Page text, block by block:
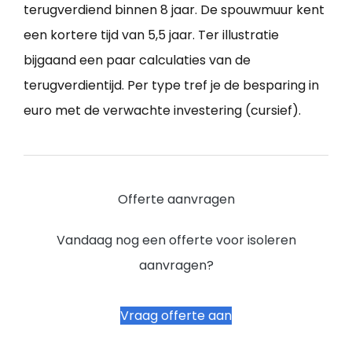
terugverdiend binnen 8 jaar. De spouwmuur kent
een kortere tijd van 5,5 jaar. Ter illustratie
bijgaand een paar calculaties van de
terugverdientijd. Per type tref je de besparing in
euro met de verwachte investering (cursief).
Offerte aanvragen
Vandaag nog een offerte voor isoleren
aanvragen?
Vraag offerte aan